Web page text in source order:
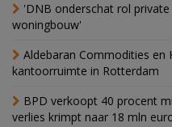
'DNB onderschat rol
woningbouw'
Aldebaran Commodities en
kantoorruimte in Rotterdam
BPD verkoopt 40 procent
verlies krimpt naar 18 mln